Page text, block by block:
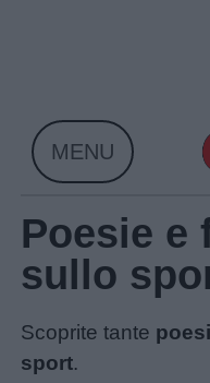
MENU
Poesie e
sullo
Scoprite tante
sport.